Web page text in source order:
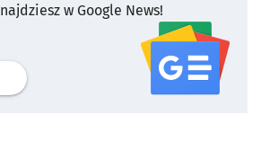
w Google News!
profil serwisu